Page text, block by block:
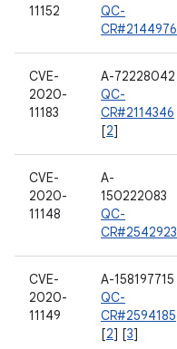
11152
QC-
CR#2144976
CVE-
2020-
11183
A-72228042
QC-
CR#2114346
[2]
CVE-
2020-
11148
A-
150222083
QC-
CR#2542923
CVE-
2020-
11149
A-158197715
QC-
CR#2594185
[2] [3]